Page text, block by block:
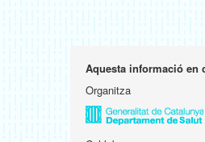
Aquesta informació en
Organitza